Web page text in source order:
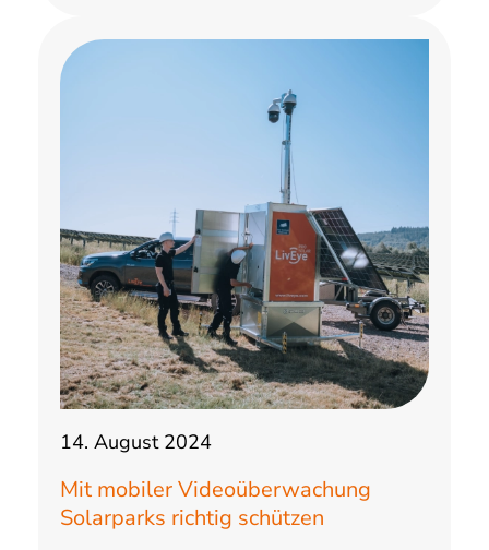
14. August 2024
Mit mobiler Videoüberwachung
Solarparks richtig schützen